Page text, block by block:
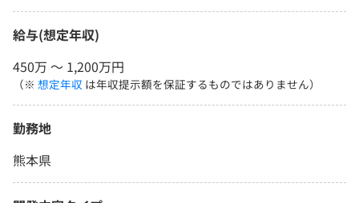
給与(想定年収)
450万 〜 1,200万円
（※ 想定年収 は年収提示額を保証するものではありません）
勤務地
熊本県